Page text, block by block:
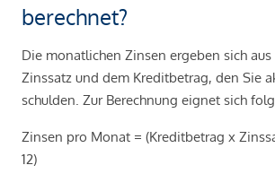
berechnet?
Die monatlichen Zinsen ergeben sich
Zinssatz und dem Kreditbetrag, den Sie
schulden. Zur Berechnung eignet sich
Zinsen pro Monat = (Kreditbetrag x
12)